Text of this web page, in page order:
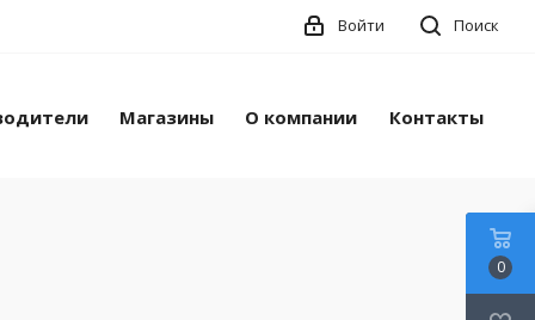
Поиск
Войти
Магазины О компании Контакты
0